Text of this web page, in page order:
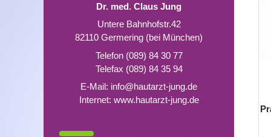
Dr. med. Claus Jung
Untere Bahnhofstr.42
82110 Germering (bei München)
Telefon (089) 84 30 77
Telefax (089) 84 35 94
E-Mail: info@hautarzt-jung.de
Internet: www.hautarzt-jung.de